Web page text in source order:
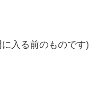
入る前のものです)